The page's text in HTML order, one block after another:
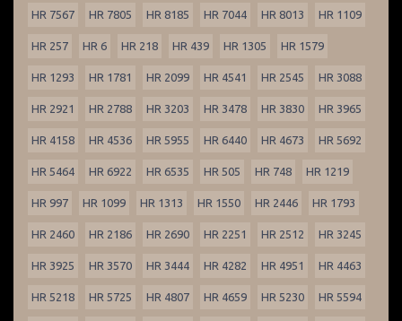
HR 7567 HR 7805 HR 8185 HR 7044 HR 8013 HR 1109
HR 257 HR 6 HR 218 HR 439 HR 1305 HR 1579
HR 1293 HR 1781 HR 2099 HR 4541 HR 2545 HR 3088
HR 2921 HR 2788 HR 3203 HR 3478 HR 3830 HR 3965
HR 4158 HR 4536 HR 5955 HR 6440 HR 4673 HR 5692
HR 5464 HR 6922 HR 6535 HR 505 HR 748 HR 1219
HR 997 HR 1099 HR 1313 HR 1550 HR 2446 HR 1793
HR 2460 HR 2186 HR 2690 HR 2251 HR 2512 HR 3245
HR 3925 HR 3570 HR 3444 HR 4282 HR 4951 HR 4463
HR 5218 HR 5725 HR 4807 HR 4659 HR 5230 HR 5594